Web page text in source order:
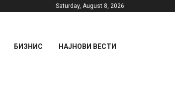
Saturday, August 8, 2026
БИЗНИС НАЈНОВИ ВЕСТИ